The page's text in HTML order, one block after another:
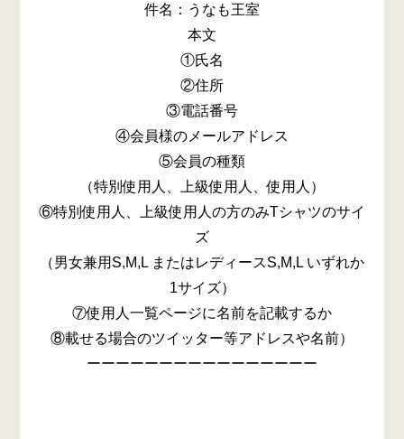
件名：うなも王室
本文
①氏名
②住所
③電話番号
④会員様のメールアドレス
⑤会員の種類
（特別使用人、上級使用人、使用人）
⑥特別使用人、上級使用人の方のみTシャツのサイ
ズ
（男女兼用S,M,L またはレディースS,M,L いずれか
1サイズ）
⑦使用人一覧ページに名前を記載するか
⑧載せる場合のツイッター等アドレスや名前）
ーーーーーーーーーーーーーーーー